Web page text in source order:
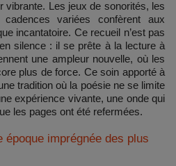
vibrante. Les jeux de sonorités, les
variées confèrent aux
incantatoire. Ce recueil n’est pas
silence : il se prête à la lecture à
une ampleur nouvelle, où les
plus de force. Ce soin apporté à
tradition où la poésie ne se limite
expérience vivante, une onde qui
les pages ont été refermées.
époque imprégnée des plus